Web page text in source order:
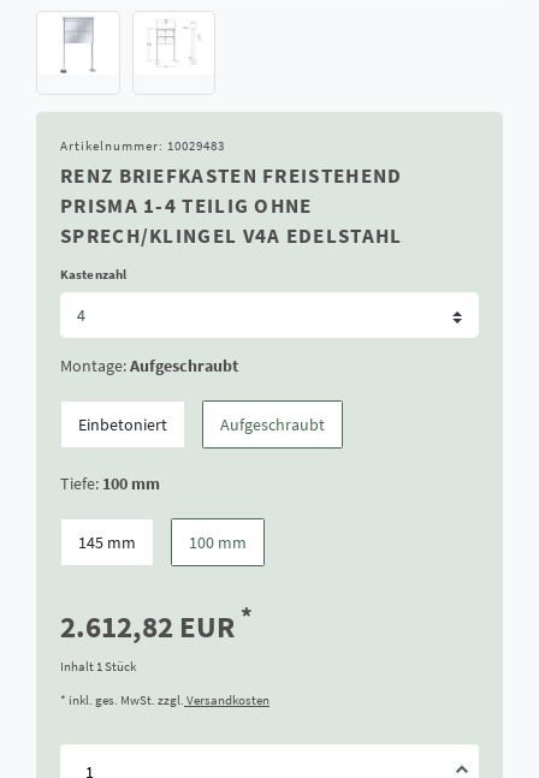
Artikelnummer: 10029483
RENZ BRIEFKASTEN FREISTEHEND
PRISMA 1-4 TEILIG OHNE
SPRECH/KLINGEL V4A EDELSTAHL
Kastenzahl
Montage:Aufgeschraubt
Einbetoniert Aufgeschraubt
Tiefe: 100 mm
145 mm 100 mm
2.612,82 EUR *
Inhalt 1Stück
* inkl. ges. MwSt. zzgl. Versandkosten